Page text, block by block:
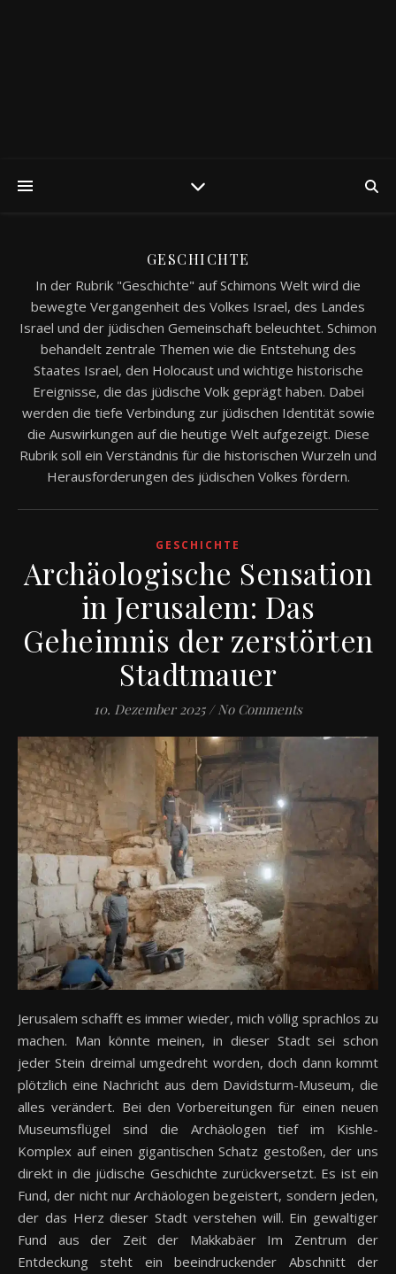
GESCHICHTE
In der Rubrik "Geschichte" auf Schimons Welt wird die
bewegte Vergangenheit des Volkes Israel, des Landes
Israel und der jüdischen Gemeinschaft beleuchtet. Schimon
behandelt zentrale Themen wie die Entstehung des
Staates Israel, den Holocaust und wichtige historische
Ereignisse, die das jüdische Volk geprägt haben. Dabei
werden die tiefe Verbindung zur jüdischen Identität sowie
die Auswirkungen auf die heutige Welt aufgezeigt. Diese
Rubrik soll ein Verständnis für die historischen Wurzeln und
Herausforderungen des jüdischen Volkes fördern.
GESCHICHTE
Archäologische Sensation
in Jerusalem: Das
Geheimnis der zerstörten
Stadtmauer
10. Dezember 2025 / No Comments
Jerusalem schafft es immer wieder, mich völlig sprachlos zu
machen. Man könnte meinen, in dieser Stadt sei schon
jeder Stein dreimal umgedreht worden, doch dann kommt
plötzlich eine Nachricht aus dem Davidsturm-Museum, die
alles verändert. Bei den Vorbereitungen für einen neuen
Museumsflügel sind die Archäologen tief im Kishle-
Komplex auf einen gigantischen Schatz gestoßen, der uns
direkt in die jüdische Geschichte zurückversetzt. Es ist ein
Fund, der nicht nur Archäologen begeistert, sondern jeden,
der das Herz dieser Stadt verstehen will. Ein gewaltiger
Fund aus der Zeit der Makkabäer Im Zentrum der
Entdeckung steht ein beeindruckender Abschnitt der